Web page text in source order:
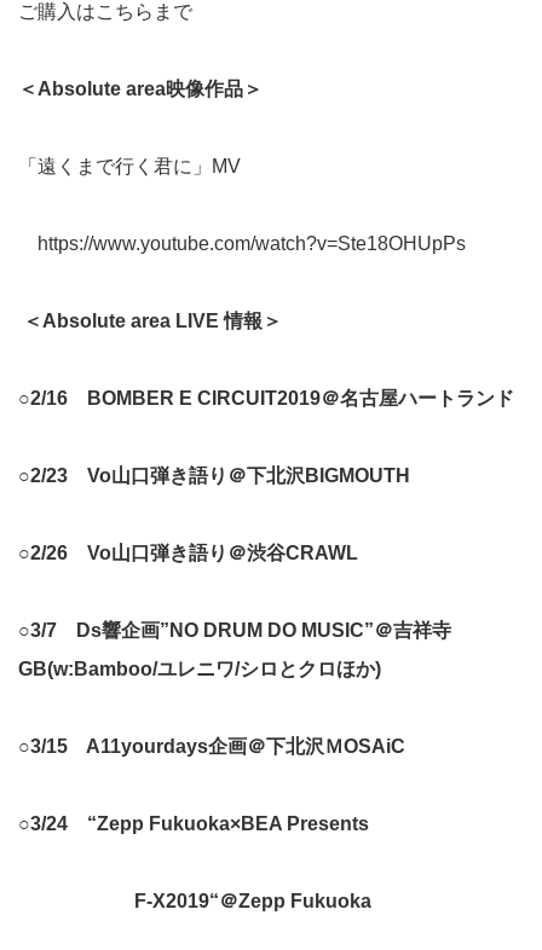
ご購入はこちらまで
＜Absolute area映像作品＞
「遠くまで行く君に」MV
https://www.youtube.com/watch?v=Ste18OHUpPs
＜Absolute area LIVE 情報＞
○2/16 BOMBER E CIRCUIT2019＠名古屋ハートランド
○2/23 Vo山口弾き語り＠下北沢BIGMOUTH
○2/26 Vo山口弾き語り＠渋谷CRAWL
○3/7 Ds響企画”NO DRUM DO MUSIC”＠吉祥寺
GB(w:Bamboo/ユレニワ/シロとクロほか)
○3/15 A11yourdays企画＠下北沢ＭOSAiC
○3/24 “Zepp Fukuoka×BEA Presents
F-X2019“＠Zepp Fukuoka